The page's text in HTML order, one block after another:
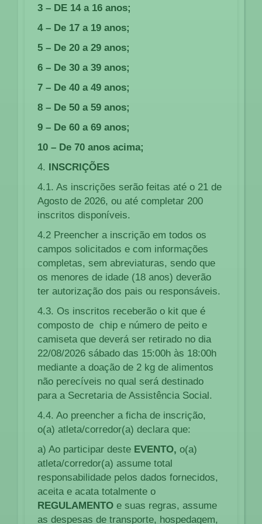
3 – DE 14 a 16 anos;
4 – De 17 a 19 anos;
5 – De 20 a 29 anos;
6 – De 30 a 39 anos;
7 – De 40 a 49 anos;
8 – De 50 a 59 anos;
9 – De 60 a 69 anos;
10 – De 70 anos acima;
4. INSCRIÇÕES
4.1. As inscrições serão feitas até o 21 de
Agosto de 2026, ou até completar 200
inscritos disponíveis.
4.2 Preencher a inscrição em todos os
campos solicitados e com informações
completas, sem abreviaturas, sendo que
os menores de idade (18 anos) deverão
ter autorização dos pais ou responsáveis.
4.3. Os inscritos receberão o kit que é
composto de chip e número de peito e
camiseta que deverá ser retirado no dia
22/08/2026 sábado das 15:00h às 18:00h
mediante a doação de 2 kg de alimentos
não perecíveis no qual será destinado
para a Secretaria de Assistência Social.
4.4. Ao preencher a ficha de inscrição,
o(a) atleta/corredor(a) declara que:
a) Ao participar deste EVENTO, o(a)
atleta/corredor(a) assume total
responsabilidade pelos dados fornecidos,
aceita e acata totalmente o
REGULAMENTO e suas regras, assume
as despesas de transporte, hospedagem,